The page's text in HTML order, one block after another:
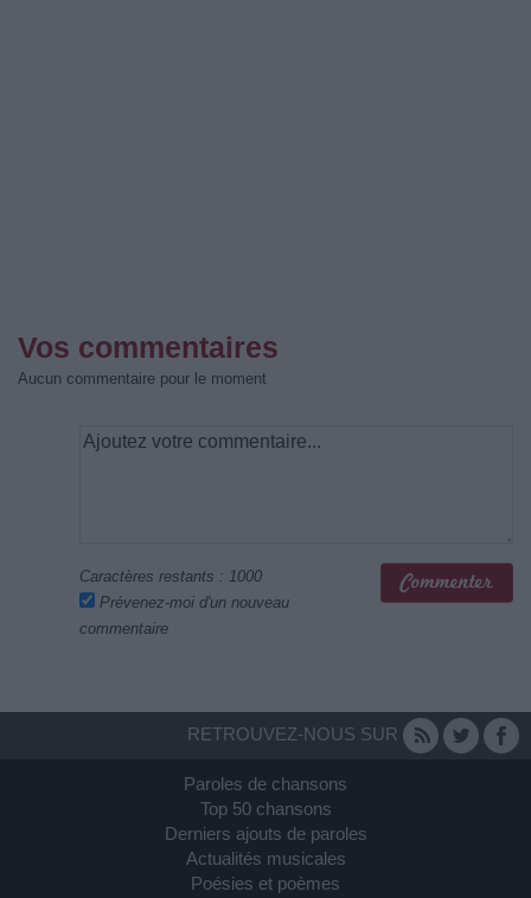
Vos commentaires
Aucun commentaire pour le moment
Caractères restants : 1000
Prévenez-moi d'un nouveau
commentaire
RETROUVEZ-NOUS SUR
Paroles de chansons
Top 50 chansons
Derniers ajouts de paroles
Actualités musicales
Poésies et poèmes